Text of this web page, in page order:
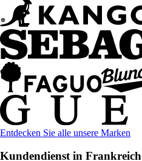
Entdecken Sie alle unsere Marken
Kundendienst in Frankreich